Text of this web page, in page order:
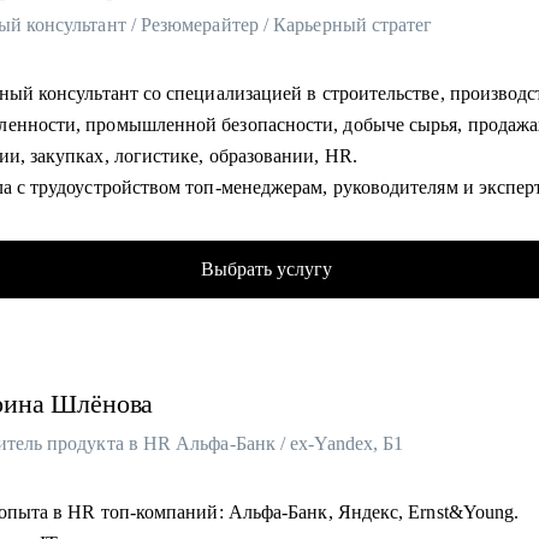
консультант / Резюмерайтер / Карьерный стратег
консультант со специализацией в строительстве,
промышленной безопасности, добыче сырья,
закупках, логистике, образовании, HR.
с трудоустройством топ-менеджерам, руководителям и
HR и 8 лет в карьерном консультировании.
консультаций и довольных клиентов. Меня рекомендуют
5400+ качественных резюме и сопроводительных писем из
фраз, убедительных достижений.
Выбрать услугу
Шлёнова
продукта в HR Альфа-Банк / ex-Yandex, Б1
в HR топ-компаний: Альфа-Банк, Яндекс, Ernst&Young.